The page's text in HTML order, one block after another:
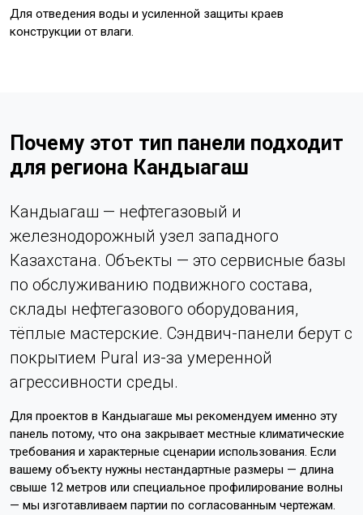
Для отведения воды и усиленной защиты краев
конструкции от влаги.
Почему этот тип панели подходит
для региона Кандыагаш
Кандыагаш — нефтегазовый и
железнодорожный узел западного
Казахстана. Объекты — это сервисные базы
по обслуживанию подвижного состава,
склады нефтегазового оборудования,
тёплые мастерские. Сэндвич-панели берут с
покрытием Pural из-за умеренной
агрессивности среды.
Для проектов в Кандыагаше мы рекомендуем именно эту
панель потому, что она закрывает местные климатические
требования и характерные сценарии использования. Если
вашему объекту нужны нестандартные размеры — длина
свыше 12 метров или специальное профилирование волны
— мы изготавливаем партии по согласованным чертежам.